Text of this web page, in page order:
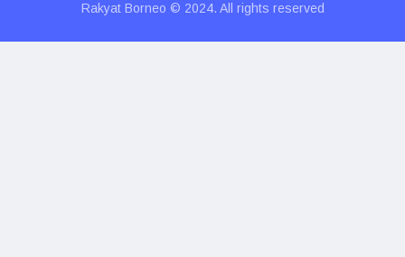
Rakyat Borneo © 2024. All rights reserved